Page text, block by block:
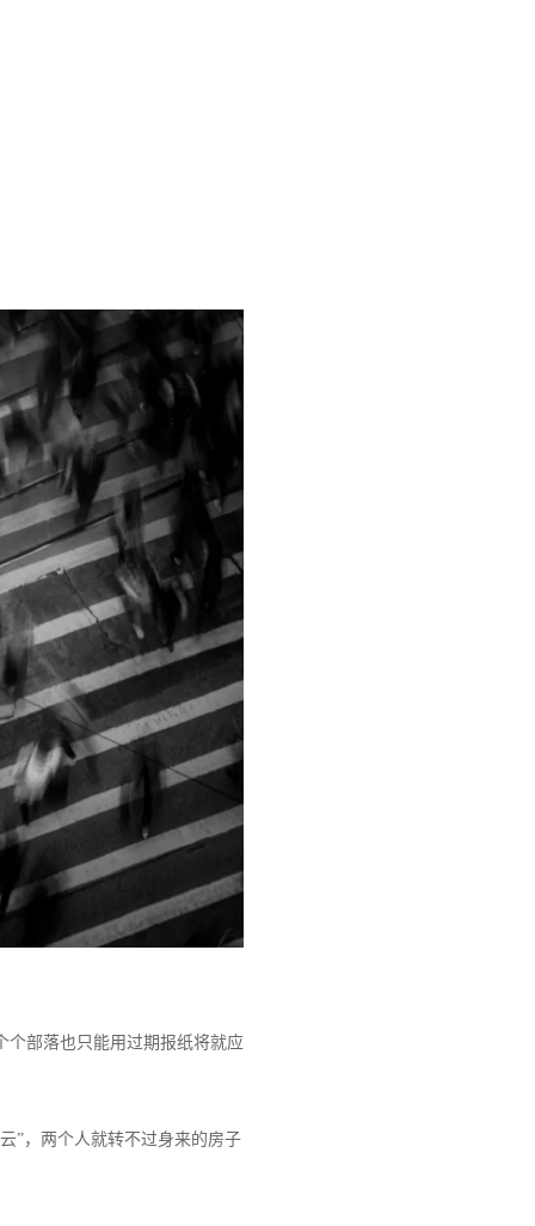
个部落也只能用过期报纸将就应
”，两个人就转不过身来的房子